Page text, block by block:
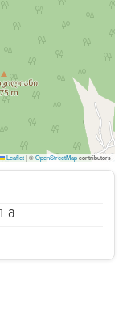
Leaflet|©OpenStreetMapcontributors
მ